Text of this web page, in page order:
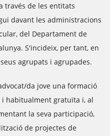
través de les entitats
davant les administracions
del Departament de
S'incideix, per tant, en
agrupats i agrupades.
da jove una formació
habitualment gratuïta i, al
la seva participació,
de projectes de